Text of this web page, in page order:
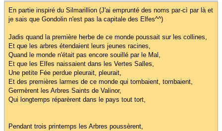
En partie inspiré du Silmarillion (J'ai emprunté des noms par-cì par là et
je sais que Gondolin n'est pas la capitale des Elfes^^)
Jadis quand la première herbe de ce monde poussait sur les collines,
Et que les arbres étendaient leurs jeunes racines,
Quand le monde n'était pas encore souillé par le Mal,
Et que les Elfes naissaient dans les Vertes Salles,
Une petite Fée perdue pleurait, pleurait,
Et des premières larmes de ce monde qui tombaient, tombaient,
Germèrent les Arbres Saints de Valinor,
Qui longtemps réparèrent dans le pays tout tort,
Pendant trois printemps les Arbres poussèrent,